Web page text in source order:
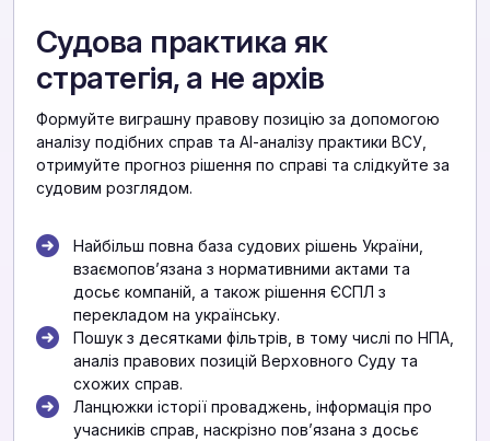
Судова практика як
стратегія, а не архів
Формуйте виграшну правову позицію за допомогою
аналізу подібних справ та АІ-аналізу практики ВСУ,
отримуйте прогноз рішення по справі та слідкуйте за
судовим розглядом.
Найбільш повна база судових рішень України,
взаємоповʼязана з нормативними актами та
досьє компаній, а також рішення ЄСПЛ з
перекладом на українську.
Пошук з десятками фільтрів, в тому числі по НПА,
аналіз правових позицій Верховного Суду та
схожих справ.
Ланцюжки історії проваджень, інформація про
учасників справ, наскрізно повʼязана з досьє